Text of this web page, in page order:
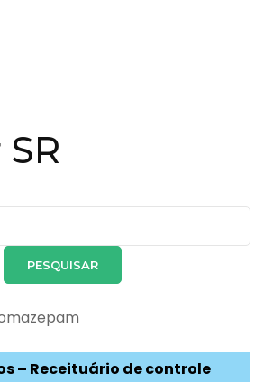
– Receituário de controle